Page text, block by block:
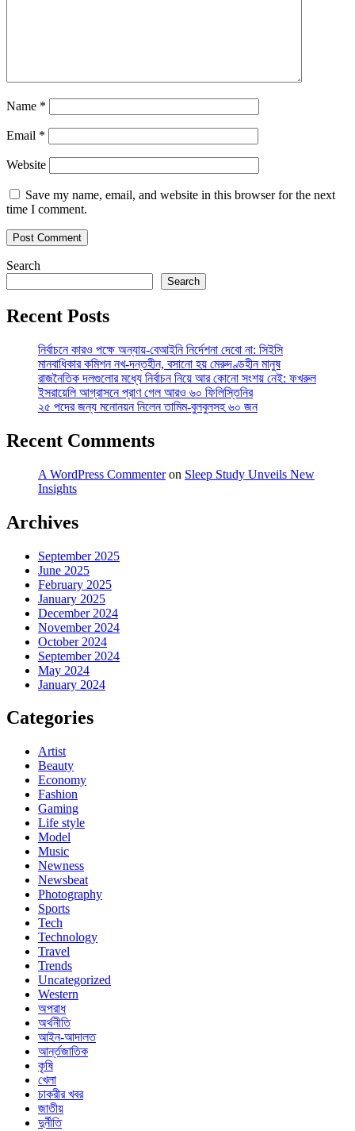
Name *
Email *
Website
Save my name, email, and website in this browser for the next
time I comment.
Search
Search
Recent Posts
নির্বাচনে কারও পক্ষে অন্যায়-বেআইনি নির্দেশনা দেবো না: সিইসি
মানবাধিকার কমিশন নখ-দন্তহীন, বসানো হয় মেরুদণ্ডহীন মানুষ
রাজনৈতিক দলগুলোর মধ্যে নির্বাচন নিয়ে আর কোনো সংশয় নেই: ফখরুল
ইসরায়েলি আগ্রাসনে প্রাণ গেল আরও ৬০ ফিলিস্তিনির
২৫ পদের জন্য মনোনয়ন নিলেন তামিম-বুলবুলসহ ৬০ জন
Recent Comments
A WordPress Commenteron Sleep Study Unveils New
Insights
Archives
September 2025
June 2025
February 2025
January 2025
December 2024
November 2024
October 2024
September 2024
May 2024
January 2024
Categories
Artist
Beauty
Economy
Fashion
Gaming
Life style
Model
Music
Newness
Newsbeat
Photography
Sports
Tech
Technology
Travel
Trends
Uncategorized
Western
অপরাধ
অর্থনীতি
আইন-আদালত
আর্ন্তজাতিক
কৃষি
খেলা
চাকরীর খবর
জাতীয়
দুর্নীতি